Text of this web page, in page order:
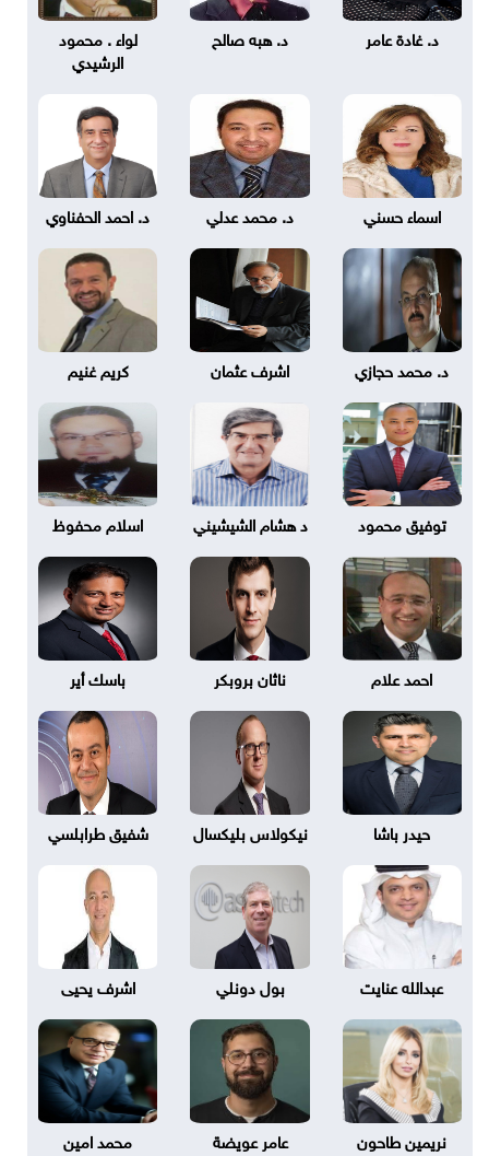
د. غادة عامر د. هبه صالح
لواء . محمود
الرشيدي
اسماء حسني د. محمد عدلي د. احمد الحفناوي
د. محمد حجازي اشرف عثمان كريم غنيم
توفيق محمود د هشام الشيشيني اسلام محفوظ
احمد علام ناثان بروبكر باسك أير
حيدر باشا نيكولاس بليكسال شفيق طرابلسي
عبدالله عنايت بول دونلي اشرف يحيى
نريمين طاحون عامر عويضة محمد امين